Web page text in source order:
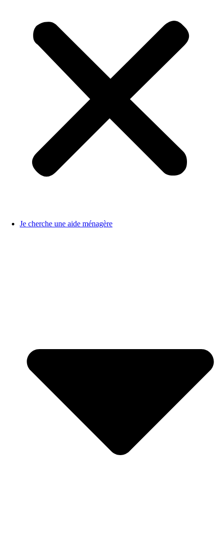
Je cherche une aide ménagère